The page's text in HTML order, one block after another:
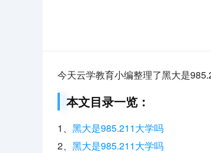
今天云学教育小编整理了黑大是
本文目录一览：
1、 黑大是985.211大学吗
2、 黑大是985.211大学吗